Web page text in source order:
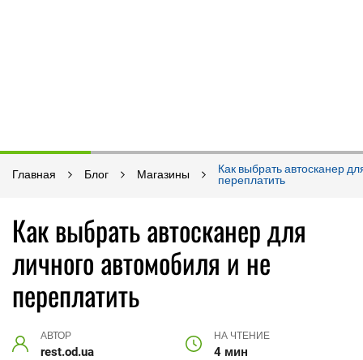
Главная Блог Магазины
Как выбрать автосканер
переплатить
Как выбрать автосканер для
личного автомобиля и не
переплатить
АВТОР
rest.od.ua
НА ЧТЕНИЕ
4 мин